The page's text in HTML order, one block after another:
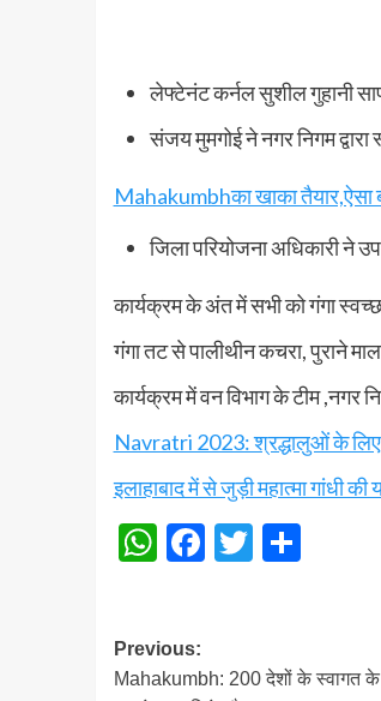
लेफ्टेनंट कर्नल सुशील गुहानी
संजय मुमगोई ने नगर निगम द्वारा
Mahakumbhका खाका तैयार,ऐसा
जिला परियोजना अधिकारी ने
कार्यक्रम के अंत में सभी को गंगा
गंगा तट से पालीथीन कचरा, पुराने
कार्यक्रम में वन विभाग के टीम ,नगर
Navratri 2023: श्रद्धालुओं के
इलाहाबाद में से जुड़ी महात्मा गांधी की
WhatsApp
Facebook
Twitter
Share
Post
navigation
Previous:
Mahakumbh: 200 देशों के स्वागत